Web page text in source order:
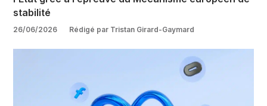
stabilité
26/06/2026 Rédigé par Tristan Girard-Gaymard